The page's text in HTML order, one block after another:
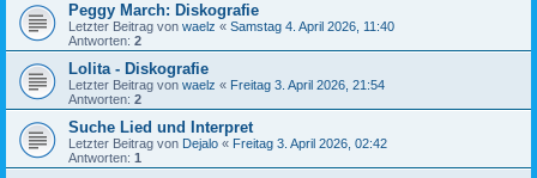
Peggy March: Diskografie
Letzter Beitrag von waelz « Samstag 4. April 2026, 11:40
Antworten: 2
Lolita - Diskografie
Letzter Beitrag von waelz « Freitag 3. April 2026, 21:54
Antworten: 2
Suche Lied und Interpret
Letzter Beitrag von Dejalo « Freitag 3. April 2026, 02:42
Antworten: 1